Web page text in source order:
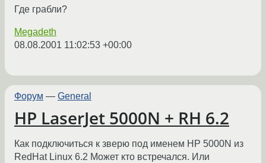
Где грабли?
Megadeth
08.08.2001 11:02:53 +00:00
Форум — General
HP LaserJet 5000N + RH 6.2
Как подключиться к зверю под именем HP 5000N из
RedHat Linux 6.2 Может кто встречался. Или